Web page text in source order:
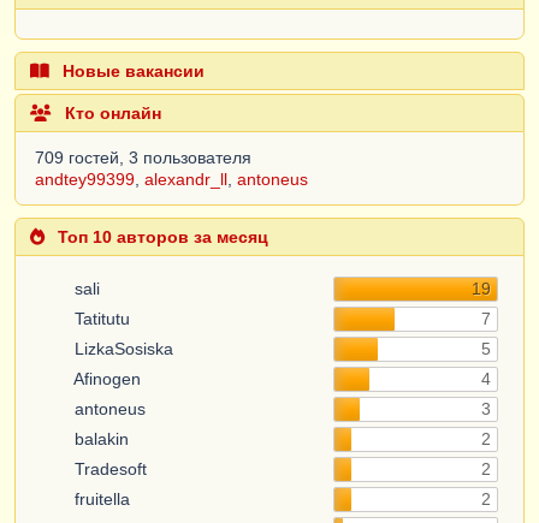
Новые вакансии
Кто онлайн
709 гостей, 3 пользователя
andtey99399, alexandr_ll, antoneus
Топ 10 авторов за месяц
sali
19
Tatitutu
7
LizkaSosiska
5
Afinogen
4
antoneus
3
balakin
2
Tradesoft
2
fruitella
2